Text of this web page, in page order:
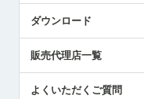
国/地域/言語
社員ブログ
中小企業のBCP地震対策
センサのテクニカルガイド
社長ブログ
ダウンロード
販売代理店一覧
よくいただくご質問